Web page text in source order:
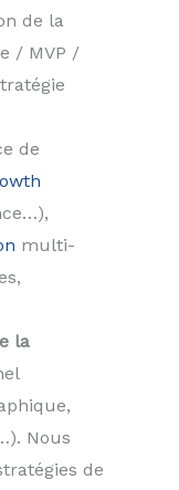
de la
/ MVP /
de
multi-
la
Nous
de